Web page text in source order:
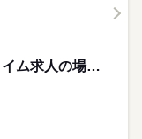
230,000円〜280,000円 ※フルタイム求人の場合は月額（換算額）、パート求人の場合は時間額を表示しています。